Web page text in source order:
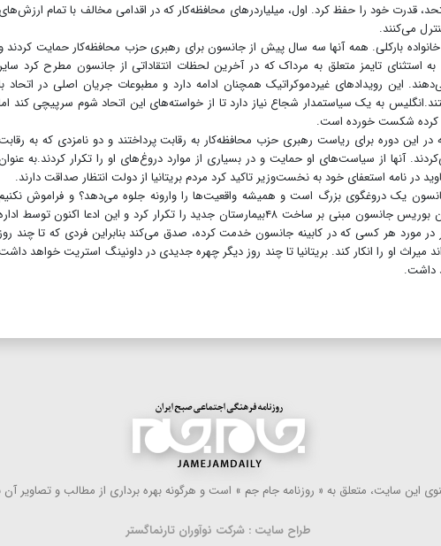
قدرت خود را حفظ کرد. اول، میلیاردرهای محافظه‌کار که در اقدامی مخالف با تمام ارزش‌های
می‌کنند.
خانواده بارکلی. همه آنها سه سال پیش از جانسون برای رهبری حزب محافظه‌کار حمایت کردند و
عمومی ۲۰۱۹ نیز ادامه یافت. به استثنای تایمز متعلق به مرداک که در آخرین لحظات انتقاداتی از جانسون مطرح کرد سایر
این رویدادهای غیردموکراتیک همچنان ادامه دارد و مطبوعات جریان اصلی در اتحاد
به یک سیاستمدار شجاع نیاز دارد تا از خواسته‌های این اتحاد شوم سرپیچی کند
کرده شکست خورده است.
در این دوره برای ریاست رهبری حزب محافظه‌کار به رقابت پرداختند و دو نامزدی که به
آنها از سیاست‌های او حمایت و در بسیاری از موارد دروغ‌های او را تکرار کردند.به
نامه استعفای خود به نخست‌وزیر تاکید کرد مردم بریتانیا از دولت انتظار صداقت دارند.
یک دروغگوی بزرگ است و همیشه واقعیت‌ها را وارونه جلوه می‌دهد؟ و فراموش
جاوید حتی به‌عنوان وزیر بهداشت چگونه ادعای دروغین بوریس جانسون مبنی بر ساخت ۴۸بیمارستان جدید را تکرار کرد و این ادعا اکنون توسط
هر کسی که در کابینه جانسون خدمت کرده، صدق می‌کند بنابراین فردی که تا چند روز
او را انکار کند. بریتانیا تا چند روز دیگر چهره جدیدی در داونینگ استریت خواهد
داشت.
این سایت، متعلق به « روزنامه جام جم » است و هرگونه بهره ‌برداری از مطالب و تصاویر آن
طراح سایت : شرکت نوآوران تارنماگستر